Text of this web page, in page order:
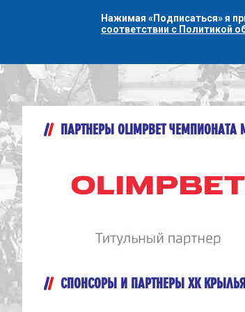
Нажимая «Подписаться» я
соответствии с Политикой
ПАРТНЕРЫ OLIMPBET
СПОНСОРЫ И ПАРТНЕРЫ ХК